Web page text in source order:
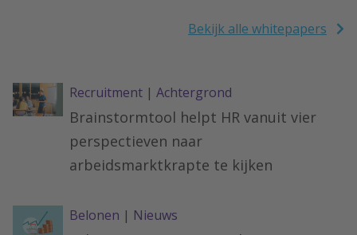
Bekijk alle whitepapers
Recruitment| Achtergrond
Brainstormtool helpt HR vanuit vier
perspectieven naar
arbeidsmarktkrapte te kijken
Belonen | Nieuws